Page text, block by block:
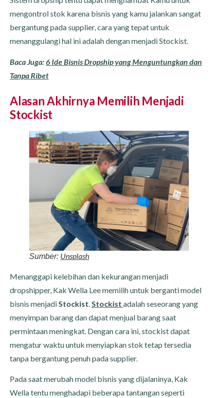
mengontrol stok karena bisnis yang kamu jalankan sangat
bergantung pada supplier, cara yang tepat untuk
menanggulangi hal ini adalah dengan menjadi Stockist.
Baca Juga:6 Ide Bisnis Dropship yang Menguntungkan dan
Tanpa Ribet
Alasan Akhirnya Memilih Menjadi
Stockist
Sumber: Unsplash
Menanggapi kelebihan dan kekurangan menjadi
dropshipper, Kak Wella Lee memilih untuk berganti model
bisnis menjadiStockist.Stockist adalah seseorang yang
menyimpan barang dan dapat menjual barang saat
permintaan meningkat. Dengan cara ini, stockist dapat
mengatur waktu untuk menyiapkan stok tetap tersedia
tanpa bergantung penuh pada supplier.
Pada saat merubah model bisnis yang dijalaninya, Kak
Wella tentu menghadapi beberapa tantangan seperti